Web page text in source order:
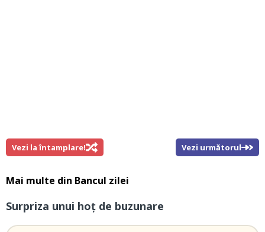
Vezi la întamplare! Vezi următorul
Mai multe din Bancul zilei
Surpriza unui hoţ de buzunare